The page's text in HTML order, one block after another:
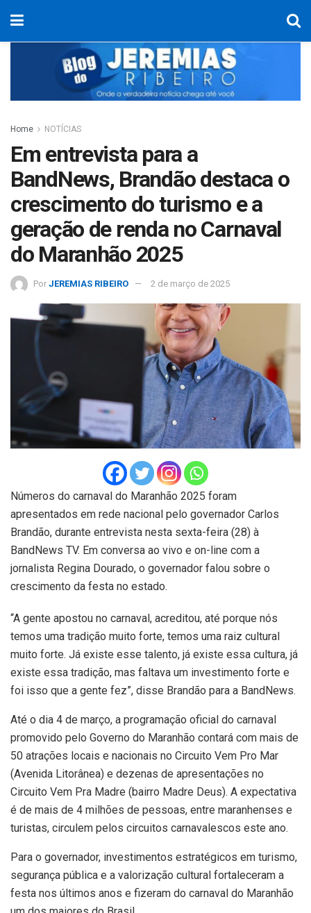
Home NOTÍCIAS
Em entrevista para a
BandNews, Brandão destaca o
crescimento do turismo e a
geração de renda no Carnaval
do Maranhão 2025
Por JEREMIAS RIBEIRO 2 de março de 2025
Números do carnaval do Maranhão 2025 foram
apresentados em rede nacional pelo governador Carlos
Brandão, durante entrevista nesta sexta-feira (28) à
BandNews TV. Em conversa ao vivo e on-line com a
jornalista Regina Dourado, o governador falou sobre o
crescimento da festa no estado.
“A gente apostou no carnaval, acreditou, até porque nós
temos uma tradição muito forte, temos uma raiz cultural
muito forte. Já existe esse talento, já existe essa cultura, já
existe essa tradição, mas faltava um investimento forte e
foi isso que a gente fez”, disse Brandão para a BandNews.
Até o dia 4 de março, a programação oficial do carnaval
promovido pelo Governo do Maranhão contará com mais de
50 atrações locais e nacionais no Circuito Vem Pro Mar
(Avenida Litorânea) e dezenas de apresentações no
Circuito Vem Pra Madre (bairro Madre Deus). A expectativa
é de mais de 4 milhões de pessoas, entre maranhenses e
turistas, circulem pelos circuitos carnavalescos este ano.
Para o governador, investimentos estratégicos em turismo,
segurança pública e a valorização cultural fortaleceram a
festa nos últimos anos e fizeram do carnaval do Maranhão